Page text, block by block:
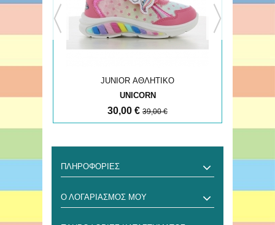
JUNIOR ΑΘΛΗΤΙΚΟ
UNICORN
30,00 € 39,00 €
ΠΛΗΡΟΦΟΡΊΕΣ
Ο ΛΟΓΑΡΙΑΣΜΌΣ ΜΟΥ